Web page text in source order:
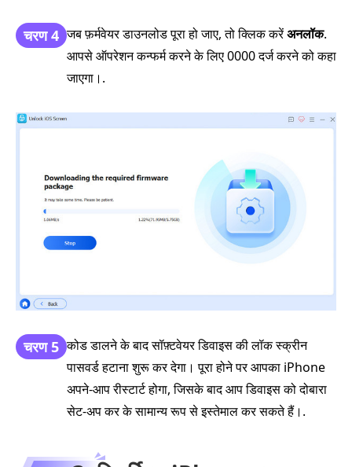
चरण 4 जब फ़र्मवेयर डाउनलोड पूरा हो जाए, तो क्लिक करेंअनलॉक.
आपसे ऑपरेशन कन्फर्म करने के लिए 0000 दर्ज करने को कहा
जाएगा।.
चरण 5 कोड डालने के बाद सॉफ़्टवेयर डिवाइस की लॉक स्क्रीन
पासवर्ड हटाना शुरू कर देगा। पूरा होने पर आपका iPhone
अपने‑आप रीस्टार्ट होगा, जिसके बाद आप डिवाइस को दोबारा
सेट‑अप कर के सामान्य रूप से इस्तेमाल कर सकते हैं।.